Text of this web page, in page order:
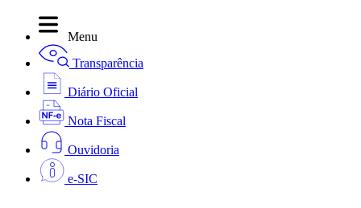
Menu
Transparência
Diário Oficial
Nota Fiscal
Ouvidoria
e-SIC